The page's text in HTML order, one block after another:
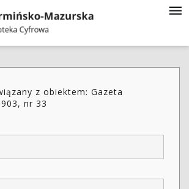
z obiektem: Gazeta
nr 33